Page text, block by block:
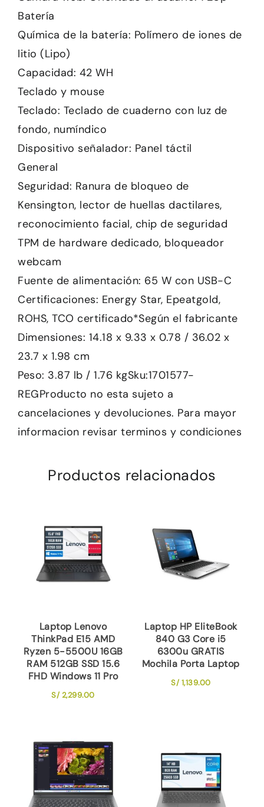
Batería
Química de la batería: Polímero de iones de
litio (Lipo)
Capacidad: 42 WH
Teclado y mouse
Teclado: Teclado de cuaderno con luz de
fondo, numíndico
Dispositivo señalador: Panel táctil
General
Seguridad: Ranura de bloqueo de
Kensington, lector de huellas dactilares,
reconocimiento facial, chip de seguridad
TPM de hardware dedicado, bloqueador
webcam
Fuente de alimentación: 65 W con USB-C
Certificaciones: Energy Star, Epeatgold,
ROHS, TCO certificado*Según el fabricante
Dimensiones: 14.18 x 9.33 x 0.78 / 36.02 x
23.7 x 1.98 cm
Peso: 3.87 lb / 1.76 kgSku:1701577-
REGProducto no esta sujeto a
cancelaciones y devoluciones. Para mayor
informacion revisar terminos y condiciones
Productos relacionados
Laptop Lenovo
ThinkPad E15 AMD
Ryzen 5-5500U 16GB
RAM 512GB SSD 15.6
FHD Windows 11 Pro
S/2,299.00
Laptop HP EliteBook
840 G3 Core i5
6300u GRATIS
Mochila Porta Laptop
S/1,139.00